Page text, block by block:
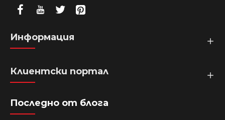
Информация
Клиентски портал
Последно от блога